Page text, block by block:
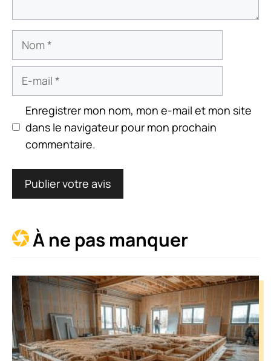
Nom
Enregistrer mon nom, mon e-mail et mon site
dans le navigateur pour mon prochain
commentaire.
À ne pas manquer